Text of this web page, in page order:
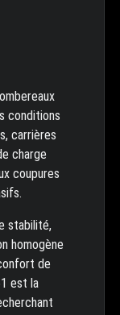
conditions
carrières
charge
coupures
stabilité,
homogène
de
est la